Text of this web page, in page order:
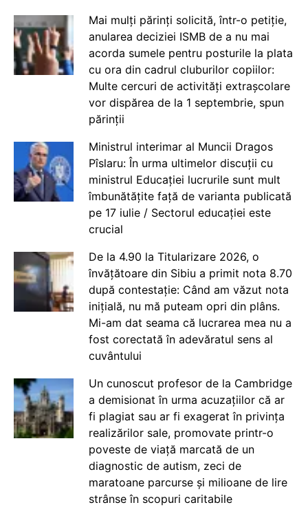
Mai mulți părinți solicită, într-o petiție,
anularea deciziei ISMB de a nu mai
acorda sumele pentru posturile la plata
cu ora din cadrul cluburilor copiilor:
Multe cercuri de activități extrașcolare
vor dispărea de la 1 septembrie, spun
părinții
Ministrul interimar al Muncii Dragos
Pîslaru: În urma ultimelor discuții cu
ministrul Educației lucrurile sunt mult
îmbunătățite față de varianta publicată
pe 17 iulie / Sectorul educației este
crucial
De la 4.90 la Titularizare 2026, o
învățătoare din Sibiu a primit nota 8.70
după contestație: Când am văzut nota
inițială, nu mă puteam opri din plâns.
Mi-am dat seama că lucrarea mea nu a
fost corectată în adevăratul sens al
cuvântului
Un cunoscut profesor de la Cambridge
a demisionat în urma acuzațiilor că ar
fi plagiat sau ar fi exagerat în privința
realizărilor sale, promovate printr-o
poveste de viață marcată de un
diagnostic de autism, zeci de
maratoane parcurse și milioane de lire
strânse în scopuri caritabile